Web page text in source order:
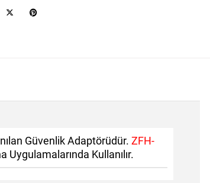
Güvenlik Adaptörüdür. ZFH-
Uygulamalarında Kullanılır.